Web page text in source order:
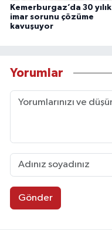
Kemerburgaz’da 30 yılık
imar sorunu çözüme
kavuşuyor
Yorumlar
Gönder